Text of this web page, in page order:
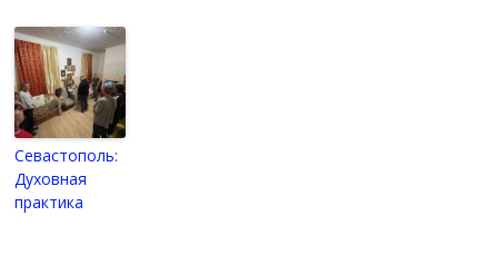
Севастополь:
Духовная
практика